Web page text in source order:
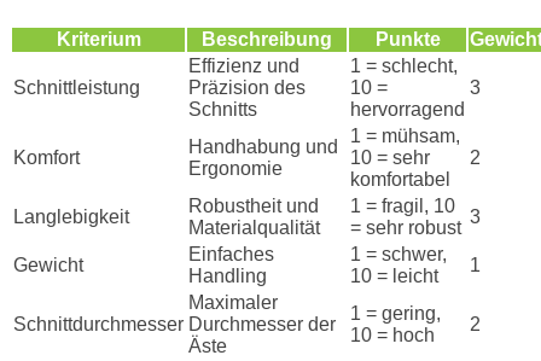
Kriterium Beschreibung Punkte
Schnittleistung
Effizienz und
Präzision des
Schnitts
1 = schlecht,
10 =
hervorragend
3
Komfort
Handhabung und
Ergonomie
1 = mühsam,
10 = sehr
komfortabel
2
Langlebigkeit
Robustheit und
Materialqualität
1 = fragil, 10
= sehr robust
3
Gewicht
Einfaches
Handling
1 = schwer,
10 = leicht
1
Schnittdurchmesser
Maximaler
Durchmesser der
Äste
1 = gering,
10 = hoch
2